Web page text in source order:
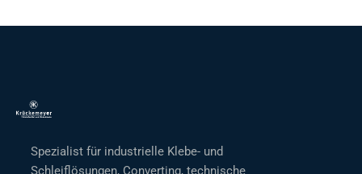
Spezialist für industrielle Klebe- und
Schleiflösungen, Converting, technische